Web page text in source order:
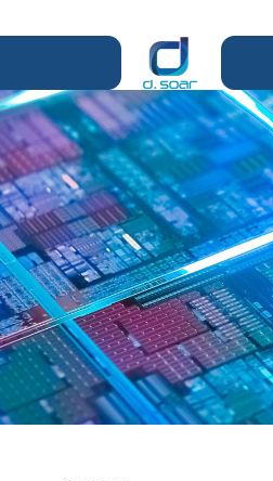
我們的公司
高性能材料
精密工業製品
智能控制技術